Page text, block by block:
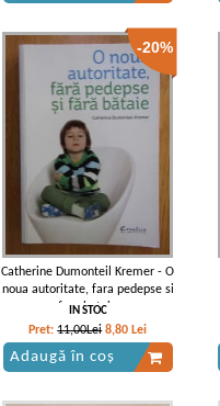
-20%
Catherine Dumonteil Kremer - O
noua autoritate, fara pedepse si
fara bataie
IN STOC
Pret:11,00Lei 8,80 Lei
Adaugă în coș